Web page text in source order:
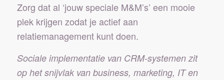
Zorg dat al ‘jouw speciale M&M’s’ een mooie
plek krijgen zodat je actief aan
relatiemanagement kunt doen.
Sociale implementatie van CRM-systemen zit
op het snijvlak van business, marketing, IT en